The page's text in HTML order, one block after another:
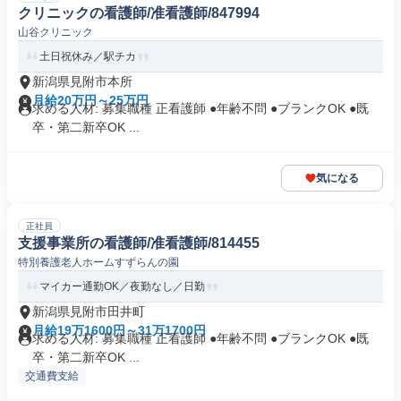
クリニックの看護師/准看護師/847994
山谷クリニック
土日祝休み／駅チカ
新潟県見附市本所
月給20万円～25万円
求める人材: 募集職種 正看護師 ●年齢不問 ●ブランクOK ●既
卒・第二新卒OK ...
気になる
正社員
支援事業所の看護師/准看護師/814455
特別養護老人ホームすずらんの園
マイカー通勤OK／夜勤なし／日勤
新潟県見附市田井町
月給19万1600円～31万1700円
求める人材: 募集職種 正看護師 ●年齢不問 ●ブランクOK ●既
卒・第二新卒OK ...
交通費支給